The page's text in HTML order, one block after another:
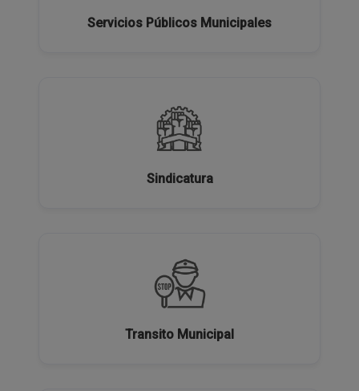
Servicios Públicos Municipales
Sindicatura
Transito Municipal